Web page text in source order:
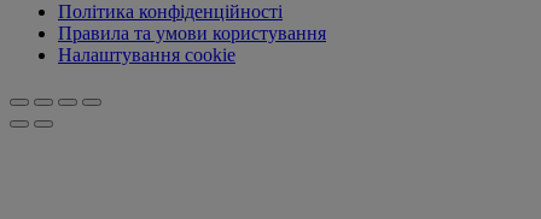
Політика конфіденційності
Правила та умови користування
Налаштування cookie